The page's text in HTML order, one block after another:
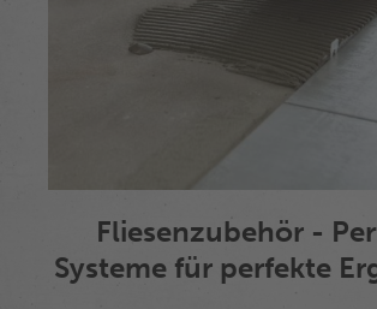
Fliesenzubehör -
Systeme für perfekte